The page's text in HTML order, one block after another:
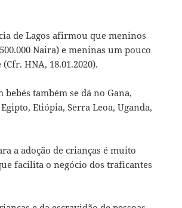
de Lagos afirmou que meninos
Naira) e meninas um pouco
HNA, 18.01.2020).
bebés também se dá no Gana,
Etiópia, Serra Leoa, Uganda,
a adoção de crianças é muito
facilita o negócio dos traficantes